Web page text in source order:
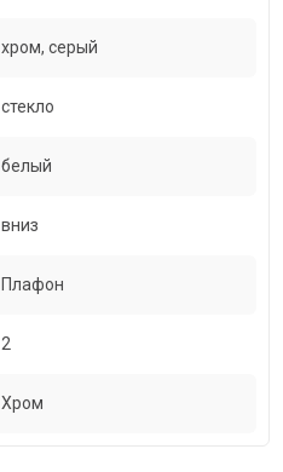
хром, серый
стекло
белый
вниз
Плафон
2
Хром